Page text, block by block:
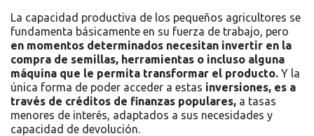
La capacidad productiva de los pequeños agricultores se
fundamenta básicamente en su fuerza de trabajo, pero
en momentos determinados necesitan invertir en la
compra de semillas, herramientas o incluso alguna
máquina que le permita transformar el producto. Y la
única forma de poder acceder a estas inversiones, es a
través de créditos de finanzas populares, a tasas
menores de interés, adaptados a sus necesidades y
capacidad de devolución.